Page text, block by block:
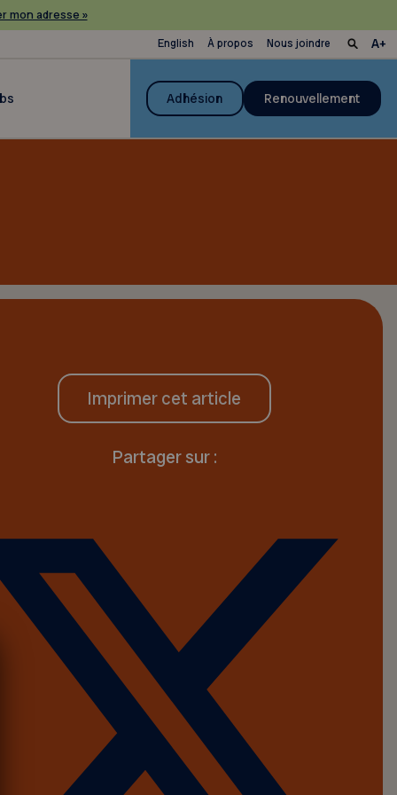
mon adresse »
English À propos Nous joindre
Adhésion Renouvellement
Imprimer cet article
Partager sur :